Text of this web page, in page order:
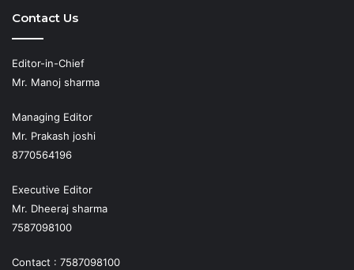
Contact Us
Editor-in-Chief
Mr. Manoj sharma
Managing Editor
Mr. Prakash joshi
8770564196
Executive Editor
Mr. Dheeraj sharma
7587098100
Contact : 7587098100